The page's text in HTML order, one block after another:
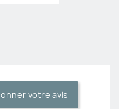
votre avis